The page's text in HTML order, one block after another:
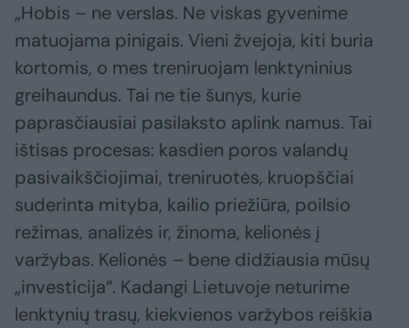
„Hobis – ne verslas. Ne viskas gyvenime
matuojama pinigais. Vieni žvejoja, kiti buria
kortomis, o mes treniruojam lenktyninius
greihaundus. Tai ne tie šunys, kurie
paprasčiausiai pasilaksto aplink namus. Tai
ištisas procesas: kasdien poros valandų
pasivaikščiojimai, treniruotės, kruopščiai
suderinta mityba, kailio priežiūra, poilsio
režimas, analizės ir, žinoma, kelionės į
varžybas. Kelionės – bene didžiausia mūsų
„investicija“. Kadangi Lietuvoje neturime
lenktynių trasų, kiekvienos varžybos reiškia